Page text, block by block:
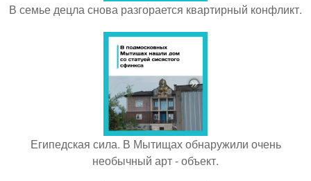
В семье децла снова разгорается квартирный конфликт.
Египедская сила. В Мытищах обнаружили очень
необычный арт - объект.